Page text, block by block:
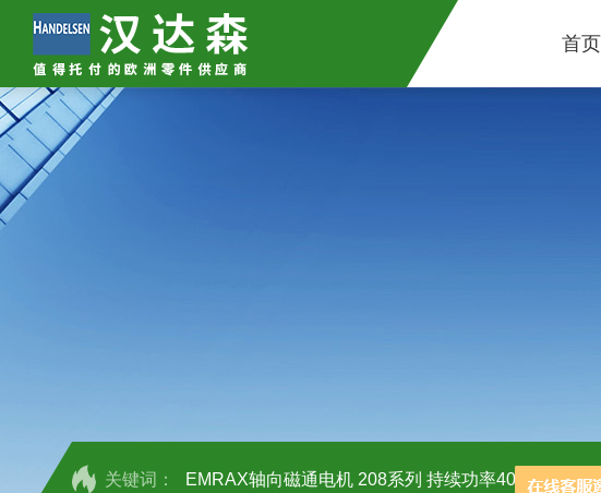
首页
关键词： EMRAX轴向磁通电机 208系列 持续功率40kw